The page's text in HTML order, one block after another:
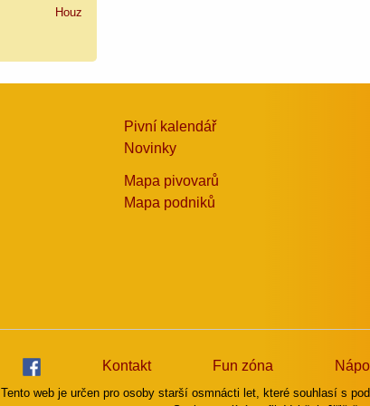
Houz
Pivní kalendář
Novinky
Mapa pivovarů
Mapa podniků
Kontakt Fun zóna
Tento web je určen pro osoby starší osmnácti let, které souhlasí s